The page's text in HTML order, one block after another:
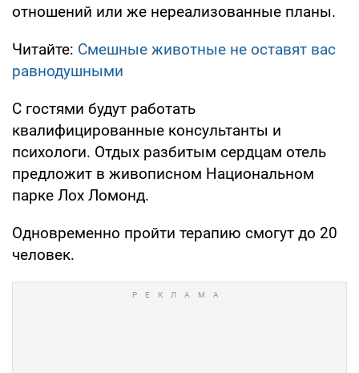
отношений или же нереализованные планы.
Читайте: Смешные животные не оставят вас
равнодушными
С гостями будут работать
квалифицированные консультанты и
психологи. Отдых разбитым сердцам отель
предложит в живописном Национальном
парке Лох Ломонд.
Одновременно пройти терапию смогут до 20
человек.